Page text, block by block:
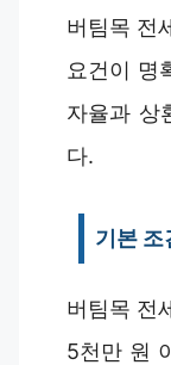
버팀목 전
요건이 명
자율과 상
다.
기본 조
버팀목 전
5천만 원